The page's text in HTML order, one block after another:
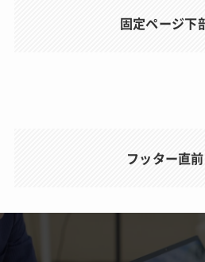
固定ページ下
フッター直